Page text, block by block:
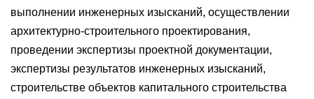
выполнении инженерных изысканий, осуществлении
архитектурно-строительного проектирования,
проведении экспертизы проектной документации,
экспертизы результатов инженерных изысканий,
строительстве объектов капитального строительства